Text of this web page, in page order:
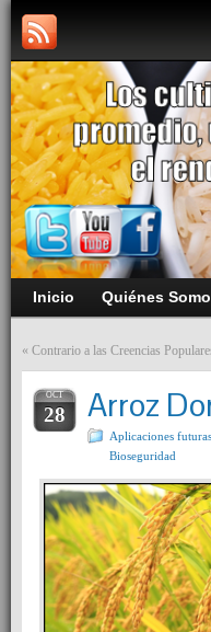
Inicio Quiénes
« Contrario a las Creencias
OCT
28 Arroz
Aplicaciones futuras
Bioseguridad